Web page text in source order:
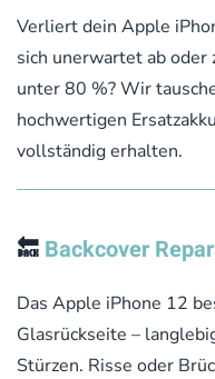
Verliert dein Apple
sich unerwartet ab
unter 80 %? Wir
hochwertigen
vollständig erhalten.
🔙 Backcover
Das Apple iPhone 12
Glasrückseite –
Stürzen. Risse oder